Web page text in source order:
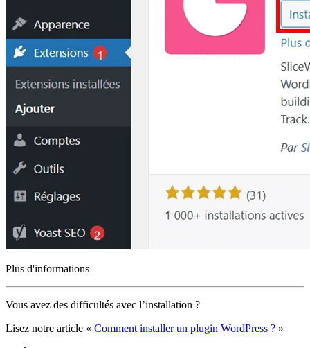
Plus d'informations
Vous avez des difficultés avec l’installation ?
Lisez notre article « Comment installer un plugin WordPress ? »